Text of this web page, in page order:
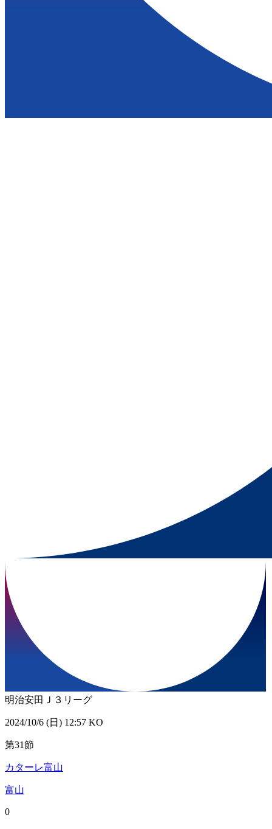
明治安田Ｊ３リーグ
2024/10/6 (日) 12:57 KO
第31節
カターレ富山
富山
0